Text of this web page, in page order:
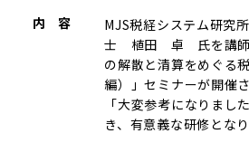
内 容
MJS税経システム研究
士 植田 卓 氏を講師
の解散と清算をめぐる
編）」セミナーが開催
「大変参考になりまし
き、有意義な研修となり